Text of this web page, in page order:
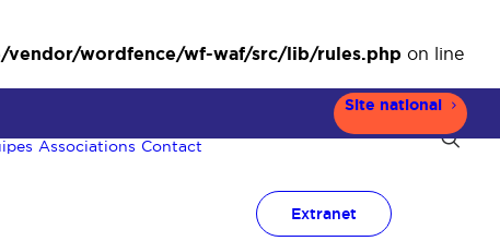
wordfence/wf-waf/src/lib/rules.php on line
Site national
Associations Contact
Extranet